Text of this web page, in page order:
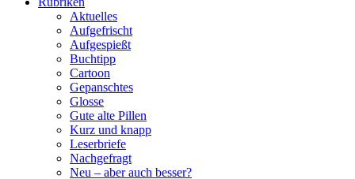
Aktuelles
Aufgefrischt
Aufgespießt
Buchtipp
Cartoon
Gepanschtes
Glosse
Gute alte Pillen
Kurz und knapp
Leserbriefe
Nachgefragt
Neu – aber auch besser?